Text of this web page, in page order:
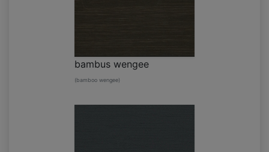
bambus wengee
(bamboo wengee)